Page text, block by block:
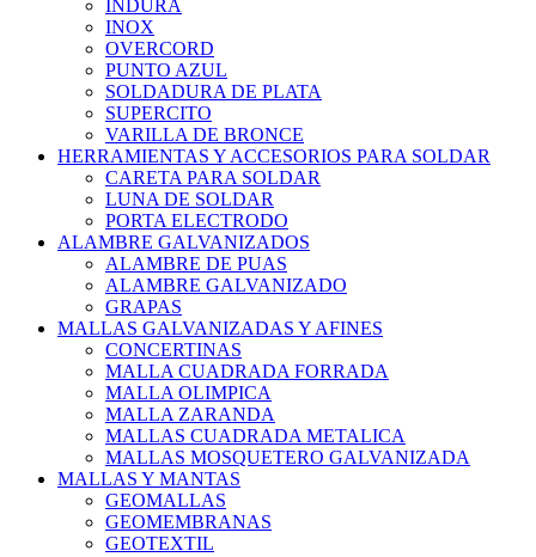
INDURA
INOX
OVERCORD
PUNTO AZUL
SOLDADURA DE PLATA
SUPERCITO
VARILLA DE BRONCE
HERRAMIENTAS Y ACCESORIOS PARA SOLDAR
CARETA PARA SOLDAR
LUNA DE SOLDAR
PORTA ELECTRODO
ALAMBRE GALVANIZADOS
ALAMBRE DE PUAS
ALAMBRE GALVANIZADO
GRAPAS
MALLAS GALVANIZADAS Y AFINES
CONCERTINAS
MALLA CUADRADA FORRADA
MALLA OLIMPICA
MALLA ZARANDA
MALLAS CUADRADA METALICA
MALLAS MOSQUETERO GALVANIZADA
MALLAS Y MANTAS
GEOMALLAS
GEOMEMBRANAS
GEOTEXTIL